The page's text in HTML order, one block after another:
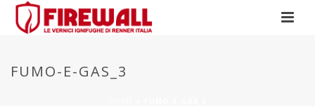
FUMO-E-GAS_3